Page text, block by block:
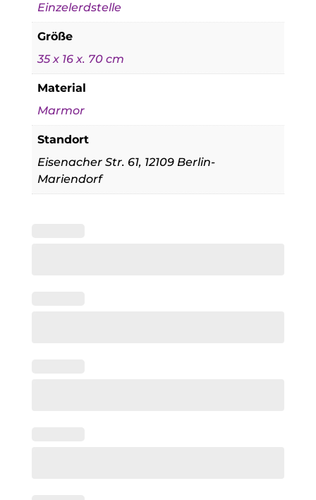
Einzelerdstelle
Größe
35 x 16 x. 70 cm
Material
Marmor
Standort
Eisenacher Str. 61, 12109 Berlin-
Mariendorf